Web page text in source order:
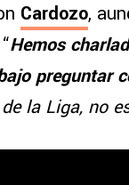
Cardozo,
Hemos
preguntar
la Liga, no